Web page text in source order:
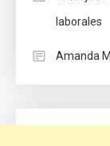
laborales
Amanda